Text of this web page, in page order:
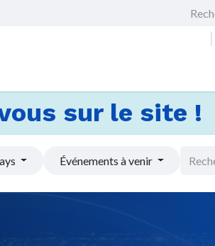
sur le site !
Événements à venir